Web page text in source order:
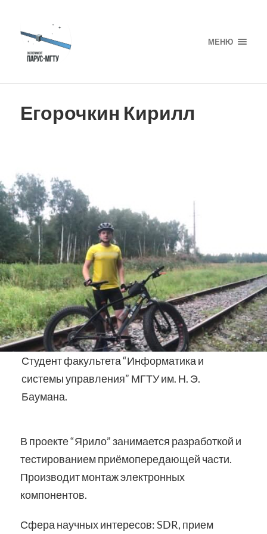
МЕНЮ
Егорочкин Кирилл
Студент факультета “Информатика и
системы управления” МГТУ им. Н. Э.
Баумана.
В проекте “Ярило” занимается разработкой и
тестированием приёмопередающей части.
Производит монтаж электронных
компонентов.
Сфера научных интересов: SDR, прием